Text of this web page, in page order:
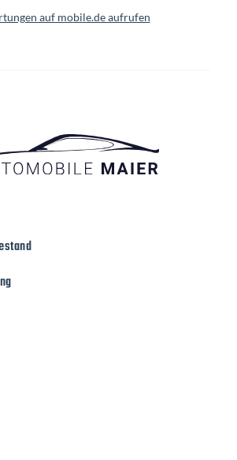
auf mobile.de aufrufen